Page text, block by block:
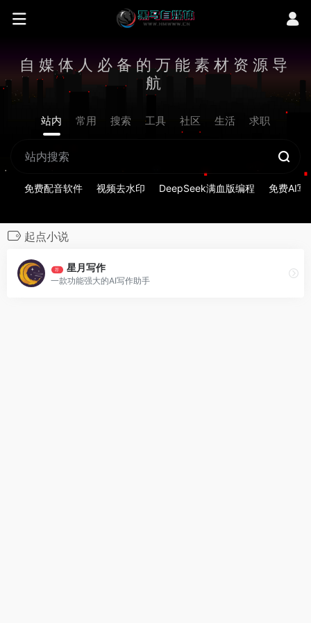
自媒体人必备的万能素材资源导
航
站内 常用 搜索 工具 社区 生活 求职
免费配音软件 视频去水印 DeepSeek满血版编程 免费AI写
起点小说
荐 星月写作
一款功能强大的AI写作助手